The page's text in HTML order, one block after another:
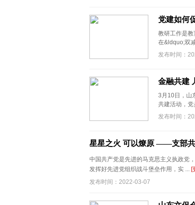
党建如何
教研工作是
在&ldquo;双
发布时间：
金融共建
3月10日，山
共建活动，
发布时间：
星星之火 可以燎原 ——支部
中国共产党是先进的马克思主义执政党
发挥好先进党组织战斗堡垒作用，实 ... [
发布时间：2022-03-07